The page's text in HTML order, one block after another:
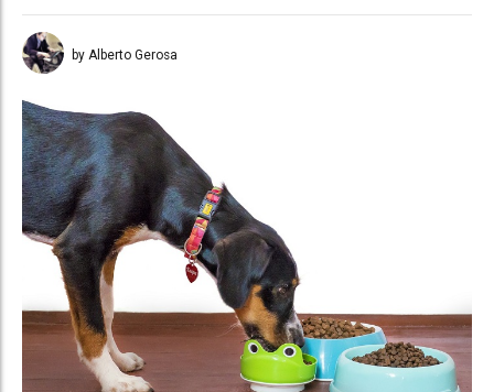
by Alberto Gerosa